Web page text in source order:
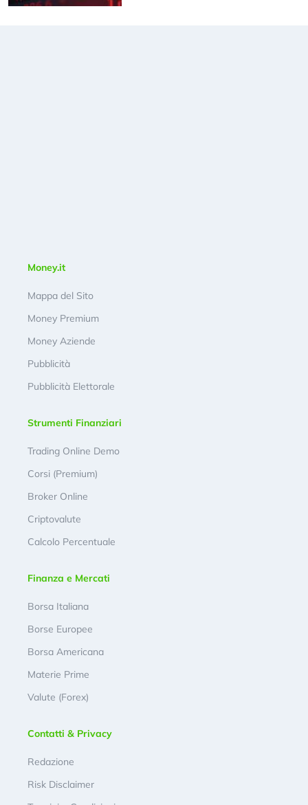
Money.it
Mappa del Sito
Money Premium
Money Aziende
Pubblicità
Pubblicità Elettorale
Strumenti Finanziari
Trading Online Demo
Corsi (Premium)
Broker Online
Criptovalute
Calcolo Percentuale
Finanza e Mercati
Borsa Italiana
Borse Europee
Borsa Americana
Materie Prime
Valute (Forex)
Contatti & Privacy
Redazione
Risk Disclaimer